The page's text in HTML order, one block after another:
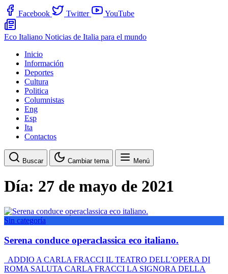
Facebook Twitter YouTube
Eco Italiano Noticias de Italia para el mundo
Inicio
Información
Deportes
Cultura
Politica
Columnistas
Eng
Esp
Ita
Contactos
Buscar Cambiar tema Menú
Día: 27 de mayo de 2021
Sin categoría
Serena conduce operaclassica eco italiano.
ADDIO A CARLA FRACCI IL TEATRO DELL’OPERA DI
ROMA SALUTA CARLA FRACCI LA SIGNORA DELLA